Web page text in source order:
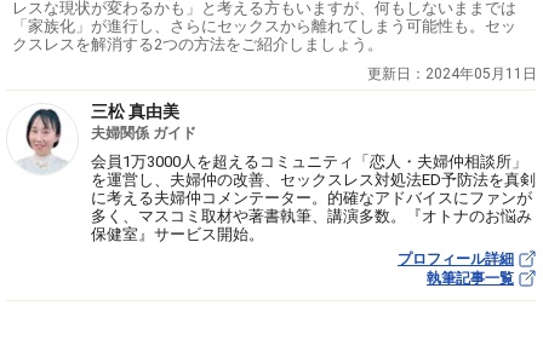
レスな現状が変わるかも」と考える方もいますが、何もしないままでは
「家族化」が進行し、さらにセックスから離れてしまう可能性も。セッ
クスレスを解消する2つの方法をご紹介しましょう。
更新日： 2024年05月11日
三松 真由美
夫婦関係 ガイド
会員1万3000人を超えるコミュニティ「恋人・夫婦仲相談所」
を運営し、夫婦仲の改善、セックスレス対処法ED予防法を真剣
に考える夫婦仲コメンテーター。的確なアドバイスにファンが
多く、マスコミ取材や著書執筆、講演多数。『オトナのお悩み
保健室』サービス開始。
プロフィール詳細
執筆記事一覧